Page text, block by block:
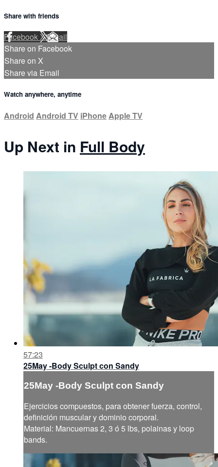
Share with friends
FacebookXEmail
Share on Facebook
Share on X
Share via Email
Watch anywhere, anytime
Android Android TV iPhoneApple TV
Up Next in Full Body
57:23
25May -Body Sculpt con Sandy
25May -Body Sculpt con Sandy
Ejercicios compuestos, para obtener fuerza, control,
definición muscular y dominio corporal.
Material: Mancuernas 2, 3 ó 5 lbs, polainas y loop
bands.